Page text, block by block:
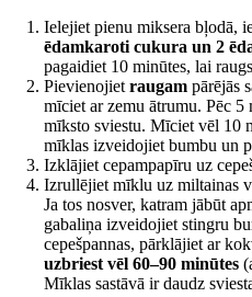
Ielejiet pienu miksera bļodā,
ēdamkaroti cukura un 2
pagaidiet 10 minūtes, lai
Pievienojiet raugam pārējās
mīciet ar zemu ātrumu. Pēc
mīksto sviestu. Mīciet vēl 10
mīklas izveidojiet bumbu un
Izklājiet cepampapīru uz
Izrullējiet mīklu uz miltainas
Ja tos nosver, katram jābūt
gabaliņa izveidojiet stingru
cepešpannas, pārklājiet ar
uzbriest vēl 60–90 minūtes
Mīklas sastāvā ir daudz